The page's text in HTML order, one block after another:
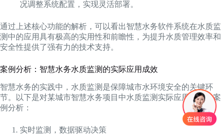
况调整系统配置，实现灵活部署。
通过上述核心功能的解析，可以看出智慧水务软件系统在水质监
测中的应用具有极高的实用性和前瞻性，为提升水质管理效率和
安全性提供了强有力的技术支持。
案例分析：智慧水务水质监测的实际应用成效
智慧水务的实践中，水质监测是保障城市水环境安全的关键环
节。以下是对某城市智慧水务项目中水质监测实际应用成效的案
例分析：
实时监测，数据驱动决策